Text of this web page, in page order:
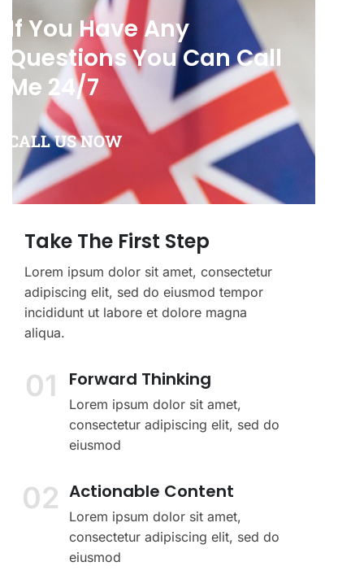
If You Have Any
Questions You Can Call
Me 24/7
CALL US NOW
Take The First Step
Lorem ipsum dolor sit amet, consectetur
adipiscing elit, sed do eiusmod tempor
incididunt ut labore et dolore magna
aliqua.
01 Forward Thinking
Lorem ipsum dolor sit amet,
consectetur adipiscing elit, sed do
eiusmod
02 Actionable Content
Lorem ipsum dolor sit amet,
consectetur adipiscing elit, sed do
eiusmod